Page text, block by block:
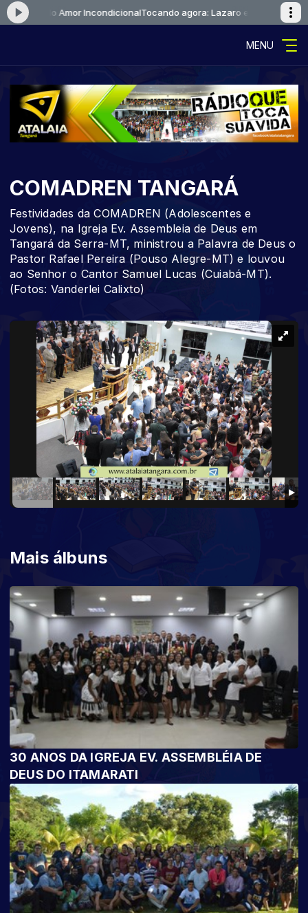
Eduardo Amor IncondicionalTocando agora: Lazaro e Eduardo Amor
MENU
COMADREN TANGARÁ
Festividades da COMADREN (Adolescentes e
Jovens), na Igreja Ev. Assembleia de Deus em
Tangará da Serra-MT, ministrou a Palavra de Deus o
Pastor Rafael Pereira (Pouso Alegre-MT) e louvou
ao Senhor o Cantor Samuel Lucas (Cuiabá-MT).
(Fotos: Vanderlei Calixto)
Mais álbuns
30 ANOS DA IGREJA EV. ASSEMBLÉIA DE
DEUS DO ITAMARATI